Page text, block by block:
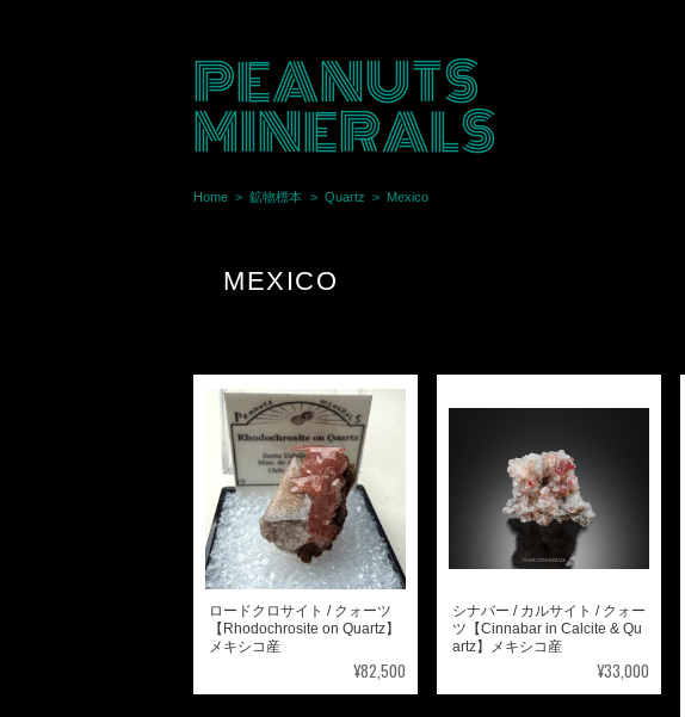
PEANUTS
MINERALS
Home 鉱物標本 Quartz Mexico
MEXICO
ロードクロサイト / クォーツ
【Rhodochrosite on Quartz】
メキシコ産
¥82,500
シナバー / カルサイト / クォー
ツ【Cinnabar in Calcite & Qu
artz】メキシコ産
¥33,000